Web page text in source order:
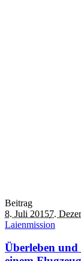
Beitrag
8. Juli 20157.
Laienmission
Überleben und